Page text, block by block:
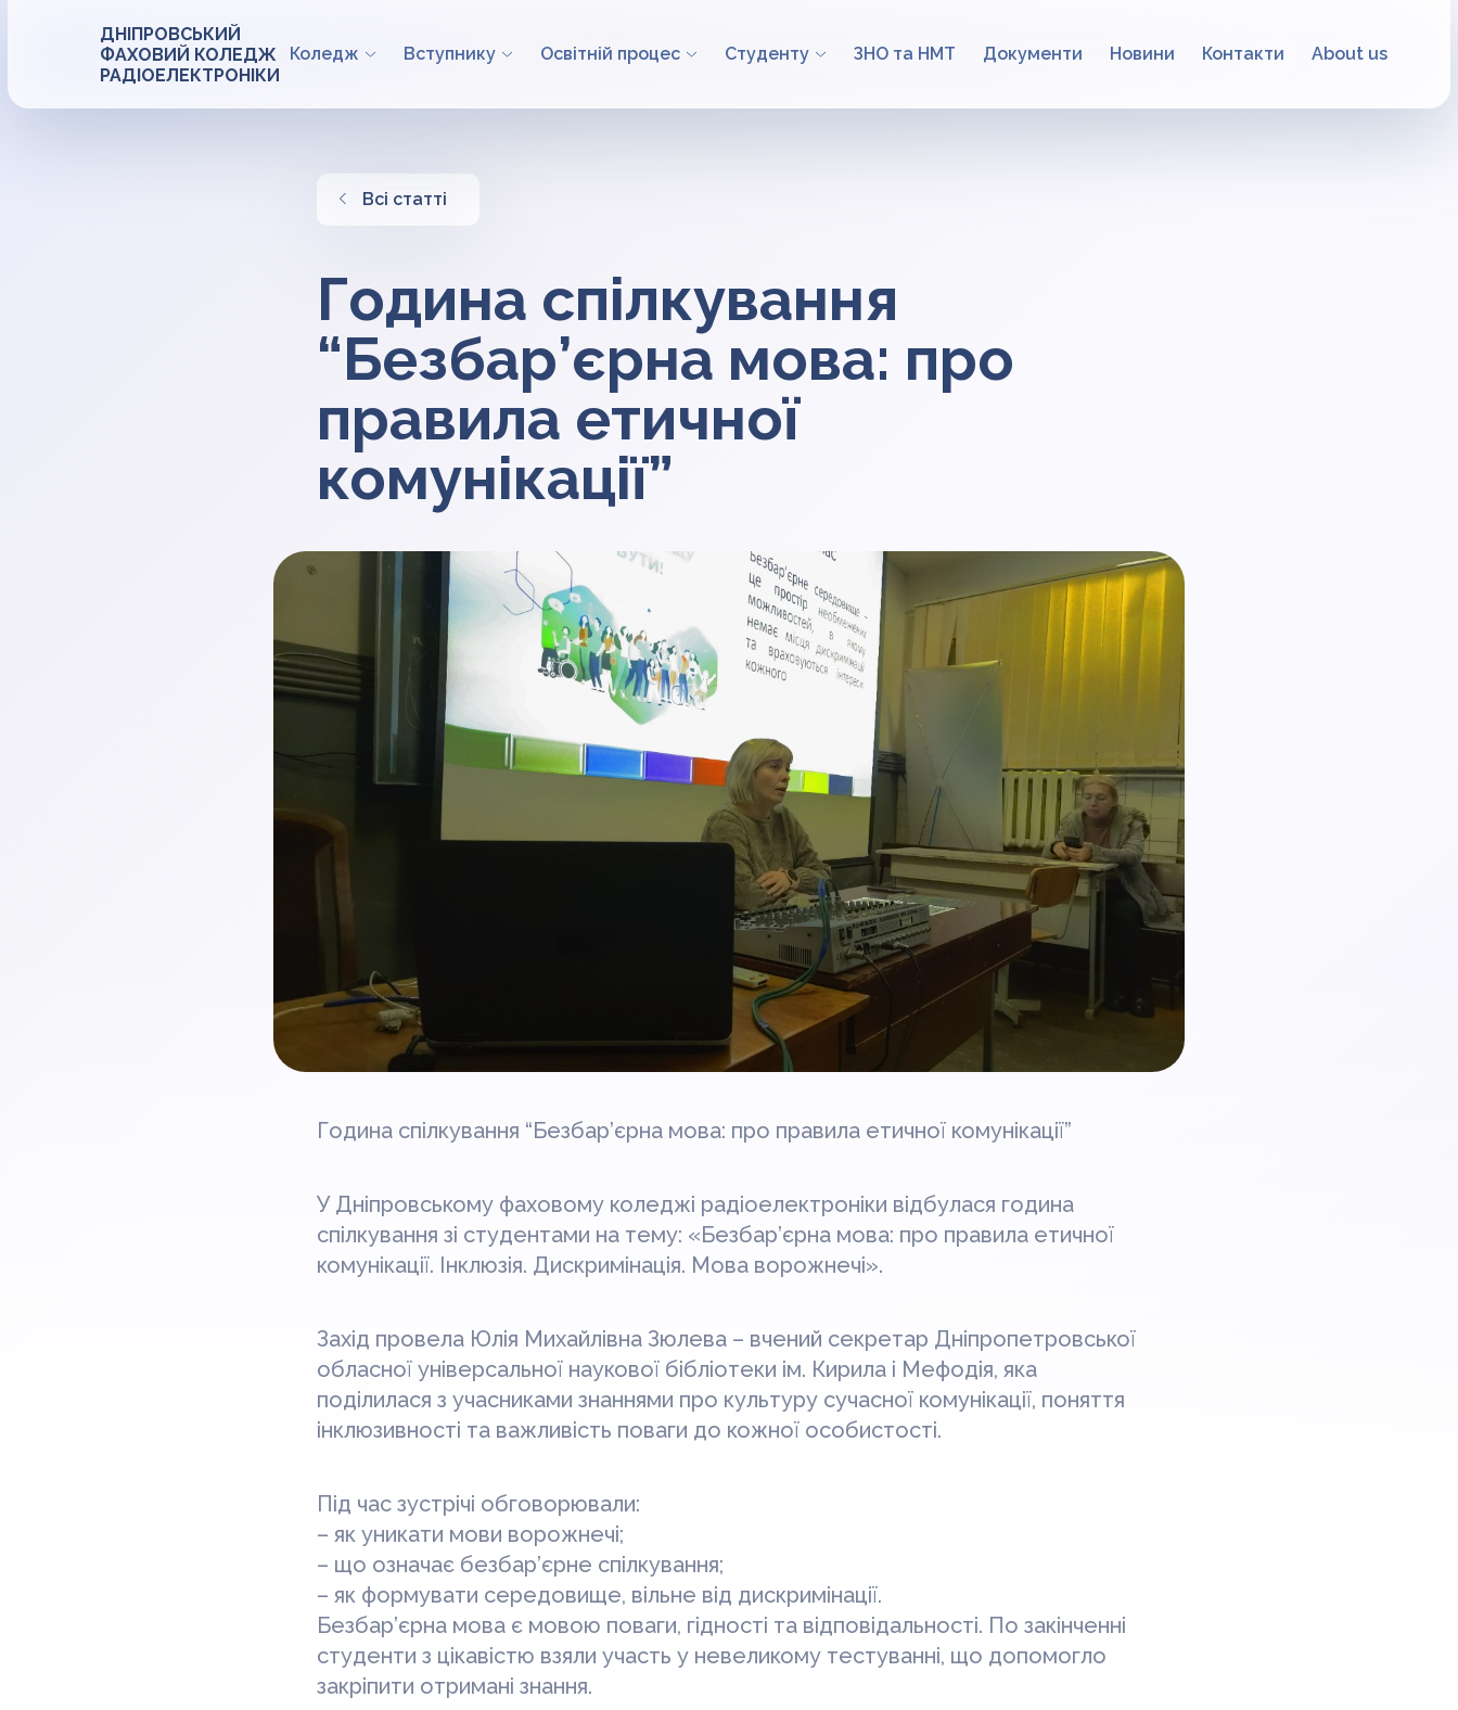
ДНІПРОВСЬКИЙ
ФАХОВИЙ КОЛЕДЖ
РАДІОЕЛЕКТРОНІКИ
Коледж Вступнику Освітній процес Студенту ЗНО та НМТ Документи Новини Контакти About us
Всі статті
Година спілкування
“Безбар’єрна мова: про
правила етичної
комунікації”
Година спілкування “Безбар’єрна мова: про правила етичної комунікації”
У Дніпровському фаховому коледжі радіоелектроніки відбулася година
спілкування зі студентами на тему: «Безбар’єрна мова: про правила етичної
комунікації. Інклюзія. Дискримінація. Мова ворожнечі».
Захід провела Юлія Михайлівна Зюлева – вчений секретар Дніпропетровської
обласної універсальної наукової бібліотеки ім. Кирила і Мефодія, яка
поділилася з учасниками знаннями про культуру сучасної комунікації, поняття
інклюзивності та важливість поваги до кожної особистості.
Під час зустрічі обговорювали:
– як уникати мови ворожнечі;
– що означає безбар’єрне спілкування;
– як формувати середовище, вільне від дискримінації.
Безбар’єрна мова є мовою поваги, гідності та відповідальності. По закінченні
студенти з цікавістю взяли участь у невеликому тестуванні, що допомогло
закріпити отримані знання.